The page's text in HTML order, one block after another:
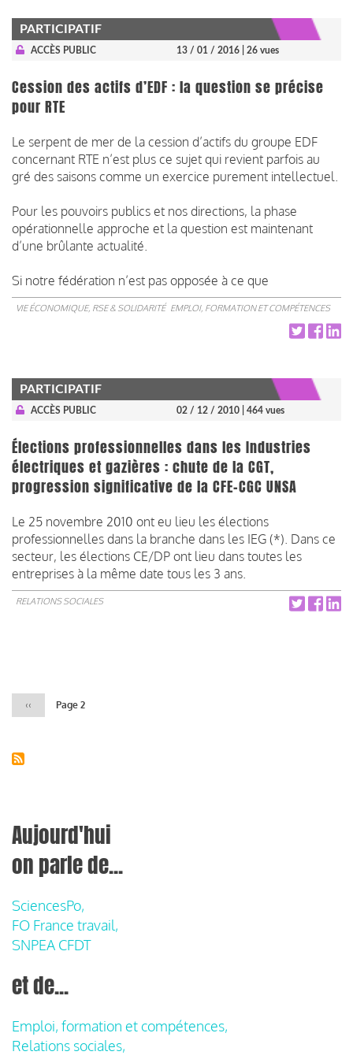
PARTICIPATIF
ACCÈS PUBLIC 13 / 01 / 2016 | 26 vues
Cession des actifs d’EDF : la question se précise
pour RTE
Le serpent de mer de la cession d’actifs du groupe EDF
concernant RTE n’est plus ce sujet qui revient parfois au
gré des saisons comme un exercice purement intellectuel.
Pour les pouvoirs publics et nos directions, la phase
opérationnelle approche et la question est maintenant
d’une brûlante actualité.
Si notre fédération n’est pas opposée à ce que
VIE ÉCONOMIQUE, RSE & SOLIDARITÉ EMPLOI, FORMATION ET COMPÉTENCES
PARTICIPATIF
ACCÈS PUBLIC 02 / 12 / 2010 | 464 vues
Élections professionnelles dans les Industries
électriques et gazières : chute de la CGT,
progression significative de la CFE-CGC UNSA
Le 25 novembre 2010 ont eu lieu les élections
professionnelles dans la branche dans les IEG (*). Dans ce
secteur, les élections CE/DP ont lieu dans toutes les
entreprises à la même date tous les 3 ans.
RELATIONS SOCIALES
Page
précédente
‹‹ Page 2
Aujourd'hui
on parle de...
SciencesPo,
FO France travail,
SNPEA CFDT
et de...
Emploi, formation et compétences,
Relations sociales,